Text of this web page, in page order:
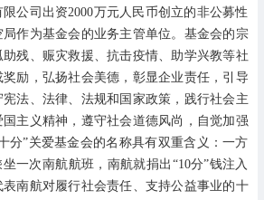
公司出资2000万元人民币创立的非公募性
作为基金会的业务主管单位。基金会的宗
残、赈灾救援、抗击疫情、助学兴教等社
励，弘扬社会美德，彰显企业责任，引导
法、法律、法规和国家政策，践行社会主
国主义精神，遵守社会道德风尚，自觉加强
分”关爱基金会的名称具有双重含义：一方
一次南航航班，南航就捐出“10分”钱注入
南航对履行社会责任、支持公益事业的十